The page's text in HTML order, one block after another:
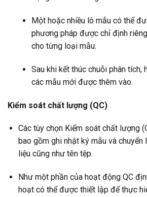
Một hoặc nhiều lô mẫu có thể
phương pháp được chỉ định
cho từng loại mẫu.
Sau khi kết thúc chuỗi phân tích,
các mẫu mới được thêm vào.
Kiểm soát chất lượng (QC)
Các tùy chọn Kiểm soát chất lượng
bao gồm ghi nhật ký mẫu và
liệu cũng như tên tệp.
Như một phần của hoạt động QC
hoạt có thể được thiết lập để thực